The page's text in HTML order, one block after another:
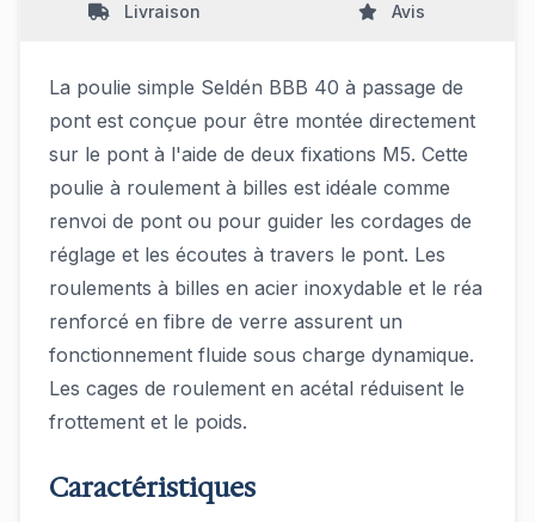
Livraison Avis
La poulie simple Seldén BBB 40 à passage de
pont est conçue pour être montée directement
sur le pont à l'aide de deux fixations M5. Cette
poulie à roulement à billes est idéale comme
renvoi de pont ou pour guider les cordages de
réglage et les écoutes à travers le pont. Les
roulements à billes en acier inoxydable et le réa
renforcé en fibre de verre assurent un
fonctionnement fluide sous charge dynamique.
Les cages de roulement en acétal réduisent le
frottement et le poids.
Caractéristiques